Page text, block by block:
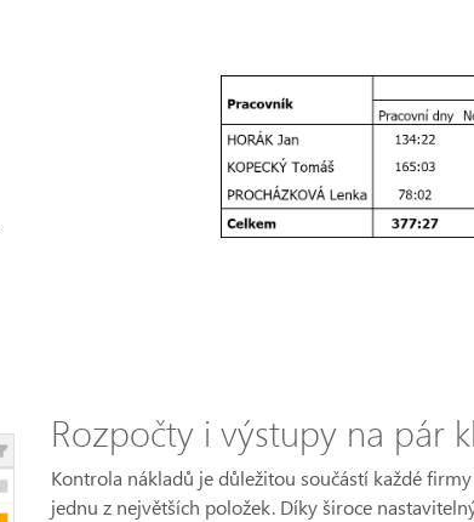
Rozpočty i výstupy na pár
Kontrola nákladů je důležitou součástí každé
jednu z největších položek. Díky široce